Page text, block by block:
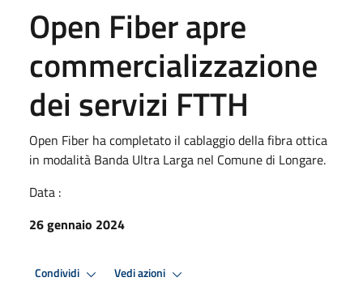
Open Fiber apre
commercializzazione
dei servizi FTTH
Open Fiber ha completato il cablaggio della fibra ottica
in modalità Banda Ultra Larga nel Comune di Longare.
Data :
26 gennaio 2024
Condividi Vedi azioni